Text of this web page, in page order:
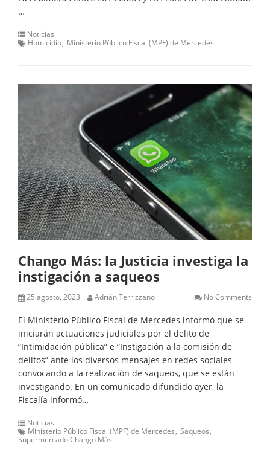
…
Noticias
Homicidio Ministerio Público Fiscal (MPF) de Mercedes
Chango Más: la Justicia investiga la
instigación a saqueos
25 agosto, 2023 Adrián Terrizzano No Comments
El Ministerio Público Fiscal de Mercedes informó que se
iniciarán actuaciones judiciales por el delito de
“Intimidación pública” e “Instigación a la comisión de
delitos” ante los diversos mensajes en redes sociales
convocando a la realización de saqueos, que se están
investigando. En un comunicado difundido ayer, la
Fiscalía informó…
Noticias
Ministerio Público Fiscal (MPF) de Mercedes Saqueos
Supermercado Chango Más